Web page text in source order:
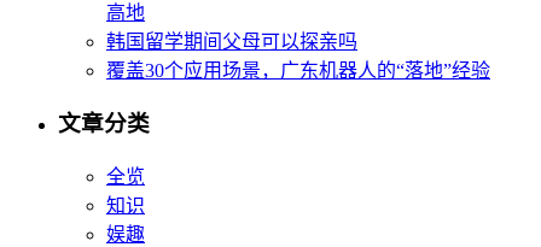
高地
韩国留学期间父母可以探亲吗
覆盖30个应用场景，广东机器人的“落地”经验
文章分类
全览
知识
娱趣